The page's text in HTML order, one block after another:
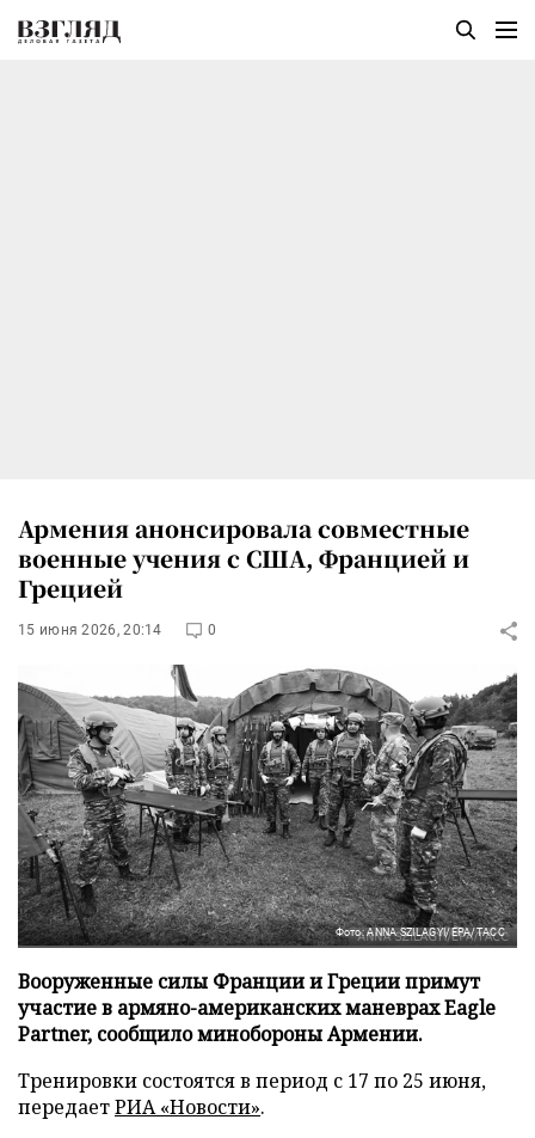
Армения анонсировала совместные
военные учения с США, Францией и
Грецией
15 июня 2026, 20:14 0
Фото: ANNA SZILAGYI/EPA/ТАСС
Вооруженные силы Франции и Греции примут
участие в армяно-американских маневрах Eagle
Partner, сообщило минобороны Армении.
Тренировки состоятся в период с 17 по 25 июня,
передаетРИА «Новости».